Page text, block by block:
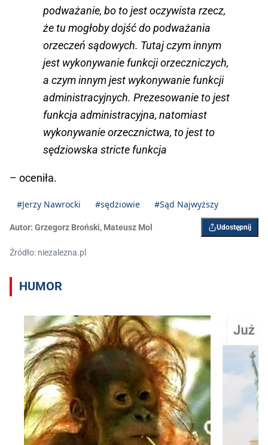
podważanie, bo to jest oczywista rzecz,
że tu mogłoby dojść do podważania
orzeczeń sądowych. Tutaj czym innym
jest wykonywanie funkcji orzeczniczych,
a czym innym jest wykonywanie funkcji
administracyjnych. Prezesowanie to jest
funkcja administracyjna, natomiast
wykonywanie orzecznictwa, to jest to
sędziowska stricte funkcja
– oceniła.
#Jerzy Nawrocki #sędziowie #Sąd Najwyższy
Autor: Grzegorz Broński, Mateusz Mol Udostępnij
Źródło: niezalezna.pl
HUMOR